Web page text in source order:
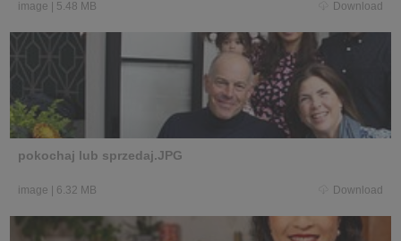
image | 5.48 MB Download
pokochaj lub sprzedaj.JPG
image | 6.32 MB Download